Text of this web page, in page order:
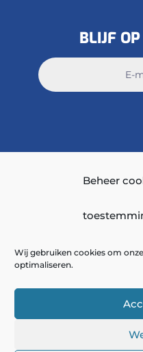
Beheer
Wij gebruiken cookies om
optimaliseren.
BLIJF